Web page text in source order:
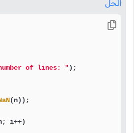
الحل
of lines: ");
(n));
i++)